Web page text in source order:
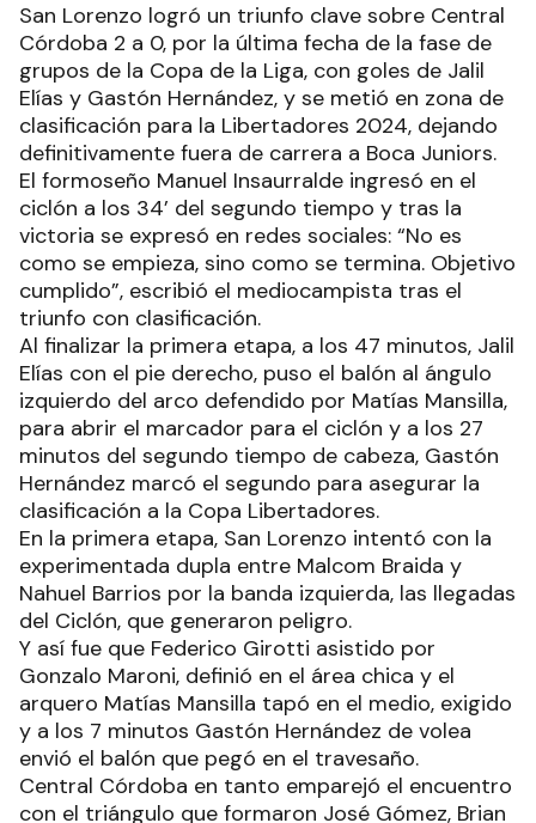
San Lorenzo logró un triunfo clave sobre Central
Córdoba 2 a 0, por la última fecha de la fase de
grupos de la Copa de la Liga, con goles de Jalil
Elías y Gastón Hernández, y se metió en zona de
clasificación para la Libertadores 2024, dejando
definitivamente fuera de carrera a Boca Juniors.
El formoseño Manuel Insaurralde ingresó en el
ciclón a los 34’ del segundo tiempo y tras la
victoria se expresó en redes sociales: “No es
como se empieza, sino como se termina. Objetivo
cumplido”, escribió el mediocampista tras el
triunfo con clasificación.
Al finalizar la primera etapa, a los 47 minutos, Jalil
Elías con el pie derecho, puso el balón al ángulo
izquierdo del arco defendido por Matías Mansilla,
para abrir el marcador para el ciclón y a los 27
minutos del segundo tiempo de cabeza, Gastón
Hernández marcó el segundo para asegurar la
clasificación a la Copa Libertadores.
En la primera etapa, San Lorenzo intentó con la
experimentada dupla entre Malcom Braida y
Nahuel Barrios por la banda izquierda, las llegadas
del Ciclón, que generaron peligro.
Y así fue que Federico Girotti asistido por
Gonzalo Maroni, definió en el área chica y el
arquero Matías Mansilla tapó en el medio, exigido
y a los 7 minutos Gastón Hernández de volea
envió el balón que pegó en el travesaño.
Central Córdoba en tanto emparejó el encuentro
con el triángulo que formaron José Gómez, Brian